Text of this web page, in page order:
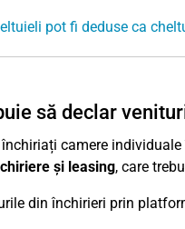
pot fi deduse ca
să declar
camere
și leasing, care
din închirieri prin